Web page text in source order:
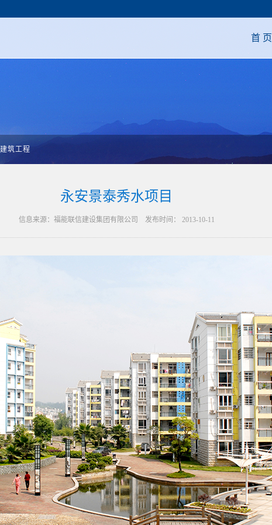
首 页
建筑工程
永安景泰秀水项目
信息来源：福能联信建设集团有限公司 发布时间： 2013-10-11